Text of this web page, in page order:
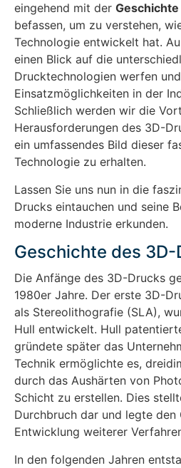
eingehend mit der Geschichte
befassen, um zu verstehen,
Technologie entwickelt hat.
einen Blick auf die
Drucktechnologien werfen
Einsatzmöglichkeiten in der
Schließlich werden wir die
Herausforderungen des 3D-
ein umfassendes Bild dieser
Technologie zu erhalten.
Lassen Sie uns nun in die
Drucks eintauchen und seine
moderne Industrie erkunden.
Geschichte des 3D-
Die Anfänge des 3D-Drucks
1980er Jahre. Der erste 3D-
als Stereolithografie (SLA),
Hull entwickelt. Hull
gründete später das
Technik ermöglichte es,
durch das Aushärten von
Schicht zu erstellen. Dies
Durchbruch dar und legte den
Entwicklung weiterer
In den folgenden Jahren